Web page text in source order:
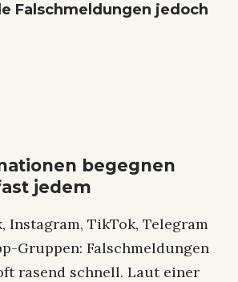
Falschmeldungen jedoch
begegnen
jedem
Instagram, TikTok, Telegram
Gruppen: Falschmeldungen
rasend schnell. Laut einer